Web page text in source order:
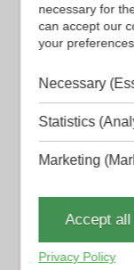
E-mail*
Telefoon*
necessary for
can accept our
your
Necessary
Statistics
Marketing
Accept all
Privacy Policy